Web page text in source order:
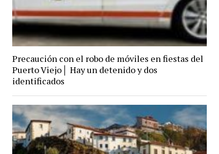
Precaución con el robo de móviles en fiestas del
Puerto Viejo│ Hay un detenido y dos
identificados